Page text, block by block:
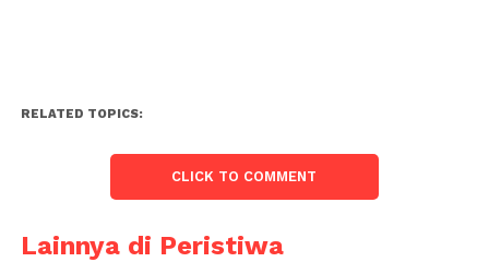
RELATED TOPICS:
CLICK TO COMMENT
Lainnya di Peristiwa